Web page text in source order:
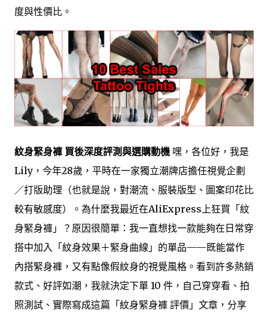
度與性價比。
紋身緊身褲 買後深度評測與選購動機 嘿，各位好，我是
Lily，今年28歲，平時在一家獨立潮牌店擔任視覺企劃
／打版助理（也就是說，對潮流、服裝版型、圖案印花比
較有敏感度）。為什麼我最近在AliExpress上狂買「紋
身緊身褲」？原因很簡單：我一直想找一款能夠在日常穿
搭中加入「紋身效果＋緊身曲線」的單品——既能當作
內搭緊身褲，又有點像假紋身的視覺風格。看到許多熱銷
款式、好評如潮，我就決定下單 10 件，自己穿穿看、拍
照測試、實際寫成這篇「紋身緊身褲 評價」文章，分享